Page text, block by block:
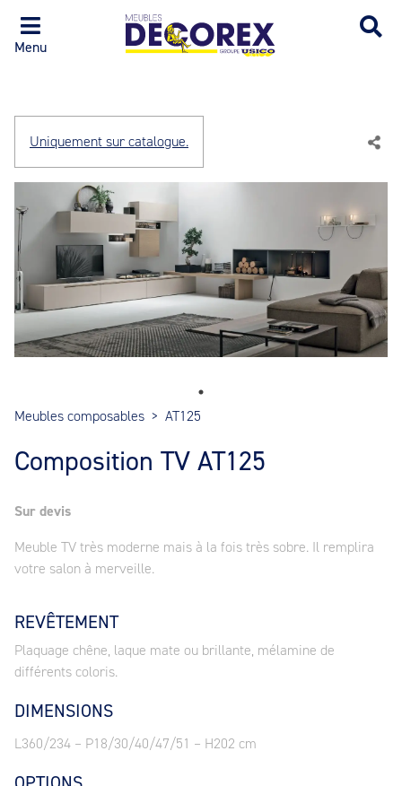
Menu
Uniquement sur catalogue.
Meubles composables > AT125
Composition TV AT125
Sur devis
Meuble TV très moderne mais à la fois très sobre. Il remplira
votre salon à merveille.
REVÊTEMENT
Plaquage chêne, laque mate ou brillante, mélamine de
différents coloris.
DIMENSIONS
L360/234 – P18/30/40/47/51 – H202 cm